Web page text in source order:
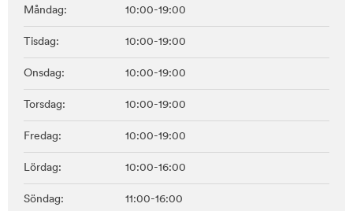
Måndag: 10:00-19:00
Tisdag: 10:00-19:00
Onsdag: 10:00-19:00
Torsdag: 10:00-19:00
Fredag: 10:00-19:00
Lördag: 10:00-16:00
Söndag: 11:00-16:00